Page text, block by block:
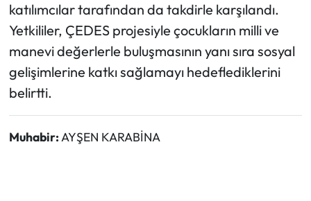
katılımcılar tarafından da takdirle karşılandı.
Yetkililer, ÇEDES projesiyle çocukların milli ve
manevi değerlerle buluşmasının yanı sıra sosyal
gelişimlerine katkı sağlamayı hedeflediklerini
belirtti.
Muhabir:AYŞEN KARABİNA